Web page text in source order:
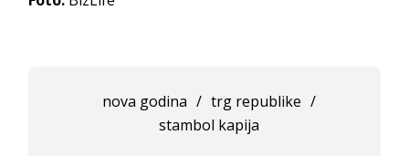
nova godina / trg republike /
stambol kapija